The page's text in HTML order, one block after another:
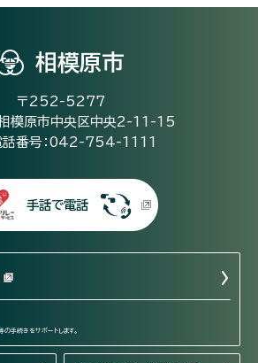
相模原市
〒252-5277
模原市中央区中央2-11-15
話番号：042-754-1111
手話で電話
手続きをサポートします。